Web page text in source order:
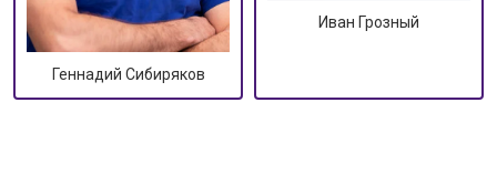
Геннадий Сибиряков
Иван Грозный